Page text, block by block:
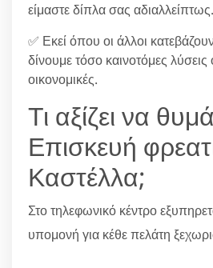
είμαστε δίπλα σας αδιαλλείπτως.
✅ Εκεί όπου οι άλλοι
δίνουμε τόσο καινοτόμες
οικονομικές.
Τι αξίζει να
Επισκευή
Καστέλλα;
Στο τηλεφωνικό κέντρο
υπομονή για κέθε πελάτη